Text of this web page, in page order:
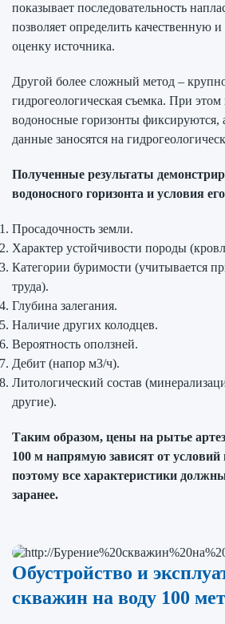
показывает последовательность
позволяет определить качественную
оценку источника.
Другой более сложный метод –
гидрогеологическая съемка. При этом
водоносные горизонты фиксируются,
данные заносятся на
Полученные результаты
водоносного горизонта и условия
Просадочность земли.
Характер устойчивости породы
Категории буримости (учитывается
труда).
Глубина залегания.
Наличие других колодцев.
Вероятность оползней.
Дебит (напор м3/ч).
Литологический состав
другие).
Таким образом, цены на рытье
100 м напрямую зависят от условий
поэтому все характеристики
заранее.
Обустройство и
скважин на воду 100